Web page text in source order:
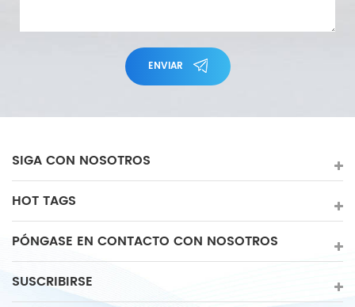
ENVIAR
SIGA CON NOSOTROS
HOT TAGS
PÓNGASE EN CONTACTO CON NOSOTROS
SUSCRIBIRSE